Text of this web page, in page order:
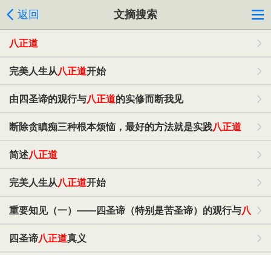
返回 文摘搜索
八正道
完美人生从八正道开始
由四圣谛的观行与八正道的实修而断我见
断除贪瞋痴三种根本烦恼，最好的方法就是实践八正道
简述八正道
完美人生从八正道开始
重要知见（一）——四圣谛（特别是苦圣谛）的观行与八
正道的实修
四圣谛八正道真义